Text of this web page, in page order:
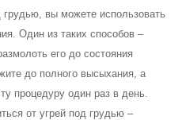
вы можете использовать
Один из таких способов –
его до состояния
до полного высыхания, а
процедуру один раз в день.
от угрей под грудью –